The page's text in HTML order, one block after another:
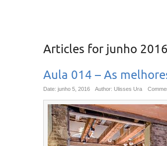
Articles for junho 2016
Aula 014 – As
Date: junho 5, 2016 Author: Ulisses Ura